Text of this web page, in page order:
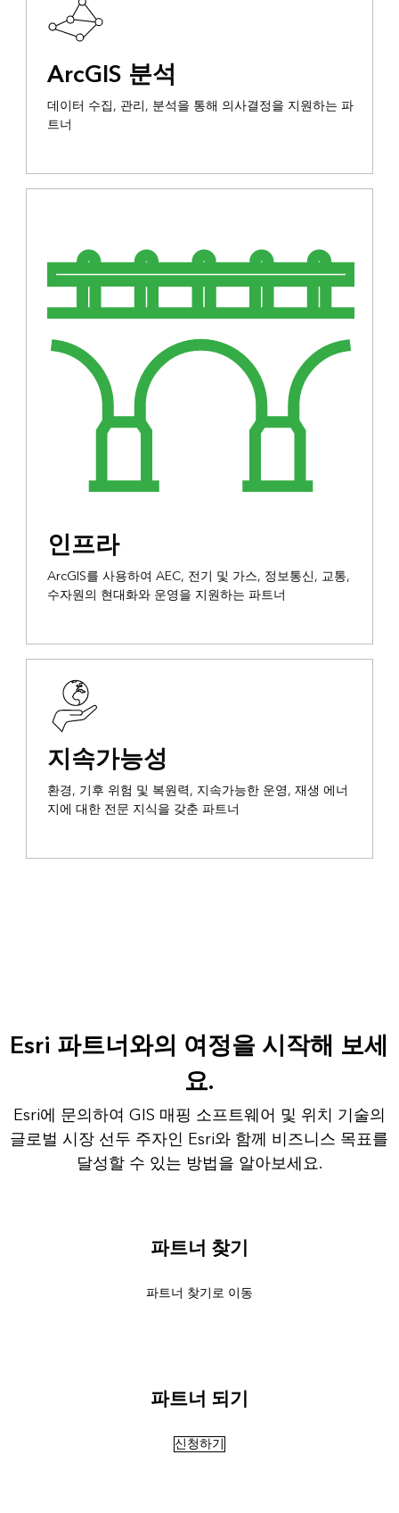
ArcGIS 분석
데이터 수집, 관리, 분석을 통해 의사결정을 지원하는 파
트너
인프라
ArcGIS를 사용하여 AEC, 전기 및 가스, 정보통신, 교통,
수자원의 현대화와 운영을 지원하는 파트너
지속가능성
환경, 기후 위험 및 복원력, 지속가능한 운영, 재생 에너
지에 대한 전문 지식을 갖춘 파트너
Esri 파트너와의 여정을 시작해 보세
요.
Esri에 문의하여 GIS 매핑 소프트웨어 및 위치 기술의
글로벌 시장 선두 주자인 Esri와 함께 비즈니스 목표를
달성할 수 있는 방법을 알아보세요.
파트너 찾기
파트너 찾기로 이동
파트너 되기
신청하기